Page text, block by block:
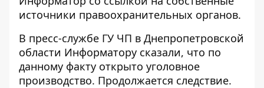
источники правоохранительных органов.
В пресс-службе ГУ ЧП в Днепропетровской
области Информатору сказали, что по
данному факту открыто уголовное
производство. Продолжается следствие.